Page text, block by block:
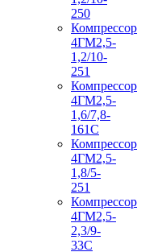
250
Компрессор
4ГМ2,5-
1,2/10-
251
Компрессор
4ГМ2,5-
1,6/7,8-
161С
Компрессор
4ГМ2,5-
1,8/5-
251
Компрессор
4ГМ2,5-
2,3/9-
33С